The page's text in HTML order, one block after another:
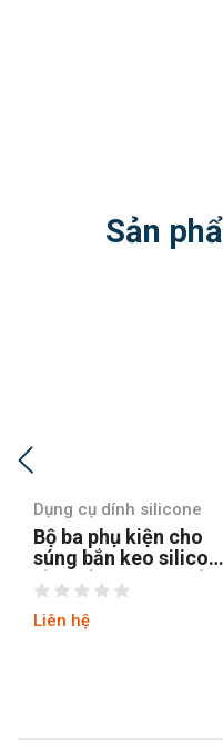
Sản
Dụng cụ dính silicone
Dụng cụ miết và làm
sạch silicon xây dựng
với đầu sủi inox
GT772
Liên hệ